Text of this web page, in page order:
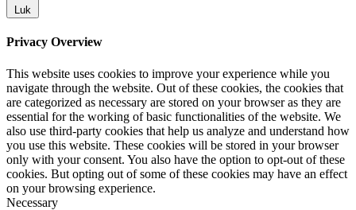
Luk
Privacy Overview
This website uses cookies to improve your experience while you
navigate through the website. Out of these cookies, the cookies that
are categorized as necessary are stored on your browser as they are
essential for the working of basic functionalities of the website. We
also use third-party cookies that help us analyze and understand how
you use this website. These cookies will be stored in your browser
only with your consent. You also have the option to opt-out of these
cookies. But opting out of some of these cookies may have an effect
on your browsing experience.
Necessary